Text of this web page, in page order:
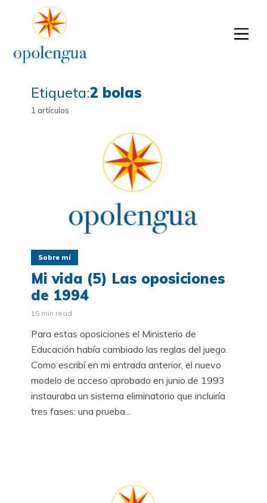
Etiqueta:2 bolas
1 artículos
Sobre mí
Mi vida (5) Las oposiciones
de 1994
15 min read
Para estas oposiciones el Ministerio de
Educación había cambiado las reglas del juego.
Como escribí en mi entrada anterior, el nuevo
modelo de acceso aprobado en junio de 1993
instauraba un sistema eliminatorio que incluiría
tres fases: una prueba...